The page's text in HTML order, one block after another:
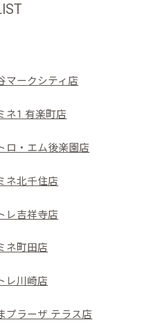
マークシティ店
ネ1 有楽町店
ロ・エム後楽園店
ネ北千住店
レ吉祥寺店
ネ町田店
レ川崎店
プラーザ テラス店